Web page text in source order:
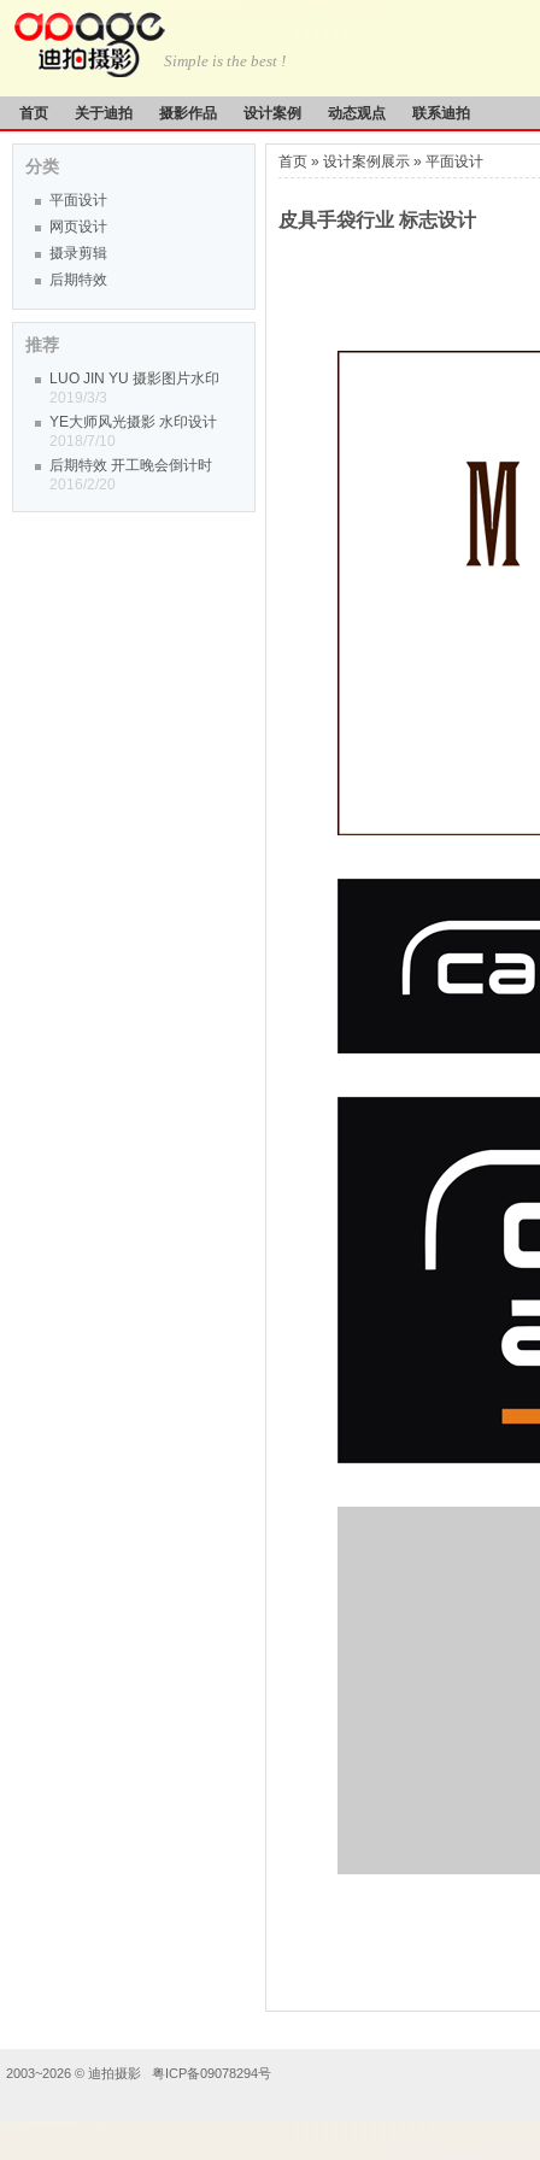
Simple is the best !
首页 关于迪拍 摄影作品 设计案例 动态观点 联系迪拍
分类
平面设计
网页设计
摄录剪辑
后期特效
推荐
LUO JIN YU 摄影图片水印
2019/3/3
YE大师风光摄影 水印设计
2018/7/10
后期特效 开工晚会倒计时
2016/2/20
首页 » 设计案例展示 » 平面设计
皮具手袋行业 标志设计
2003~2026 © 迪拍摄影 粤ICP备09078294号